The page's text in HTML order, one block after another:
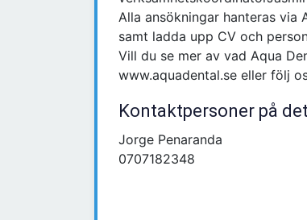
Alla ansökningar hanteras via
samt ladda upp CV och
Vill du se mer av vad Aqua
www.aquadental.se eller följ
Kontaktpersoner på
Jorge Penaranda
0707182348